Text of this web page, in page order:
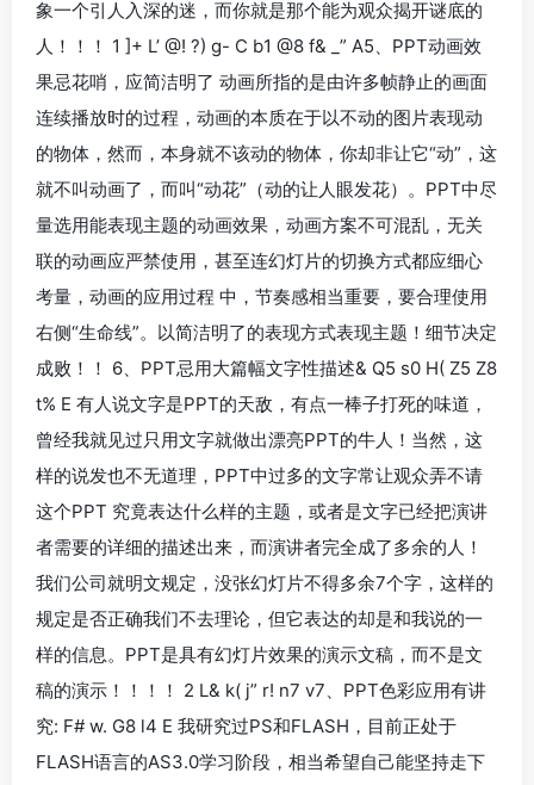
象一个引人入深的迷，而你就是那个能为观众揭开谜底的
人！！！ 1 ]+ L’ @! ?) g- C b1 @8 f& _” A5、PPT动画效
果忌花哨，应简洁明了 动画所指的是由许多帧静止的画面
连续播放时的过程，动画的本质在于以不动的图片表现动
的物体，然而，本身就不该动的物体，你却非让它“动”，这
就不叫动画了，而叫“动花”（动的让人眼发花）。PPT中尽
量选用能表现主题的动画效果，动画方案不可混乱，无关
联的动画应严禁使用，甚至连幻灯片的切换方式都应细心
考量，动画的应用过程 中，节奏感相当重要，要合理使用
右侧“生命线”。以简洁明了的表现方式表现主题！细节决定
成败！！ 6、PPT忌用大篇幅文字性描述& Q5 s0 H( Z5 Z8
t% E 有人说文字是PPT的天敌，有点一棒子打死的味道，
曾经我就见过只用文字就做出漂亮PPT的牛人！当然，这
样的说发也不无道理，PPT中过多的文字常让观众弄不请
这个PPT 究竟表达什么样的主题，或者是文字已经把演讲
者需要的详细的描述出来，而演讲者完全成了多余的人！
我们公司就明文规定，没张幻灯片不得多余7个字，这样的
规定是否正确我们不去理论，但它表达的却是和我说的一
样的信息。PPT是具有幻灯片效果的演示文稿，而不是文
稿的演示！！！！ 2 L& k( j” r! n7 v7、PPT色彩应用有讲
究: F# w. G8 l4 E 我研究过PS和FLASH，目前正处于
FLASH语言的AS3.0学习阶段，相当希望自己能坚持走下